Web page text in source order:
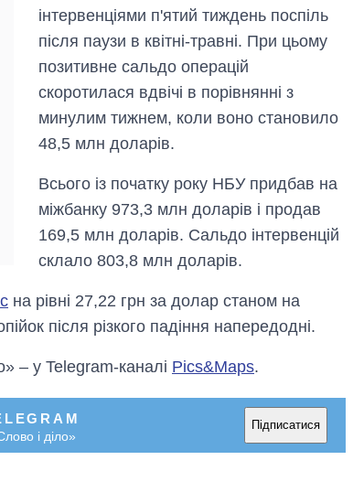
інтервенціями п'ятий тиждень поспіль
після паузи в квітні-травні. При цьому
позитивне сальдо операцій
скоротилася вдвічі в порівнянні з
минулим тижнем, коли воно становило
48,5 млн доларів.
Всього із початку року НБУ придбав на
міжбанку 973,3 млн доларів і продав
169,5 млн доларів. Сальдо інтервенцій
склало 803,8 млн доларів.
на рівні 27,22 грн за долар станом на
після різкого падіння напередодні.
– у Telegram-каналі Pics&Maps.
і діло»
Підписатися
посаду керівника